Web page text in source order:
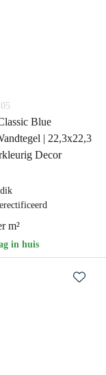
Blue
| 22,3x22,3
Decor
m²
in huis